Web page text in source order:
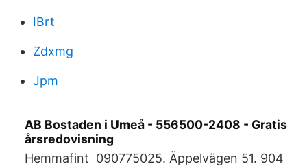
IBrt
Zdxmg
Jpm
AB Bostaden i Umeå - 556500-2408 - Gratis
årsredovisning
Hemmafint 090775025. Äppelvägen 51. 904